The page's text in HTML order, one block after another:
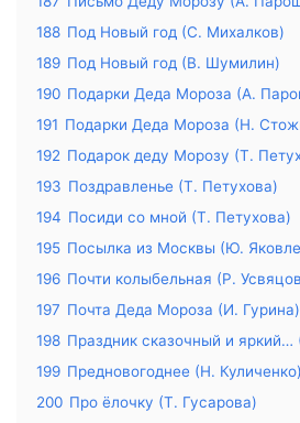
188 Под Новый год (С. Михалков)
189 Под Новый год (В. Шумилин)
190 Подарки Деда Мороза (А.
191 Подарки Деда Мороза (Н.
192 Подарок деду Морозу (Т.
193 Поздравленье (Т. Петухова)
194 Посиди со мной (Т. Петухова)
195 Посылка из Москвы (Ю.
196 Почти колыбельная (Р.
197 Почта Деда Мороза (И. Гурина)
198 Праздник сказочный и яркий…
199 Предновогоднее (Н. Куличенко)
200 Про ёлочку (Т. Гусарова)